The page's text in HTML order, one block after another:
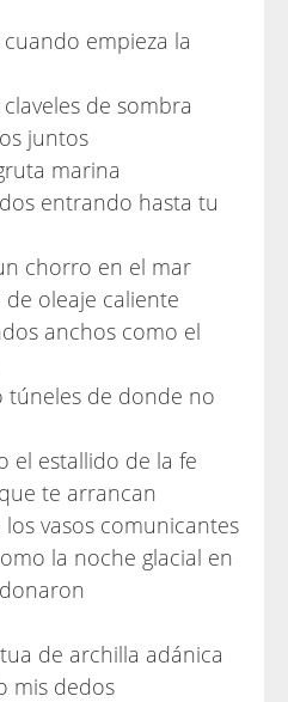
empieza la
de sombra
juntos
marina
entrando hasta tu
chorro en el mar
oleaje caliente
anchos como el
túneles de donde no
el estallido de la fe
te arrancan
vasos comunicantes
la noche glacial en
de archilla adánica
mis dedos